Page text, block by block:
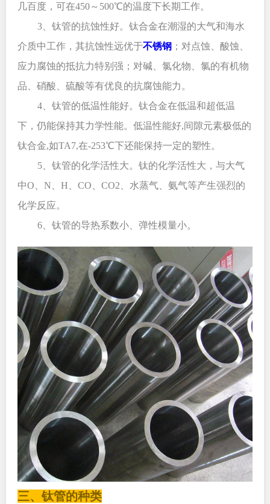
几百度，可在450～500℃的温度下长期工作。
3 、钛管的抗蚀性好。钛合金在潮湿的大气和海水
介质中工作，其抗蚀性远优于不锈钢 ；对点蚀、酸蚀、
应力腐蚀的抵抗力特别强；对碱、氯化物、氯的有机物
品、硝酸、硫酸等有优良的抗腐蚀能力。
4 、钛管的低温性能好。钛合金在低温和超低温
下，仍能保持其力学性能。低温性能好,间隙元素极低的
钛合金,如TA7,在-253℃下还能保持一定的塑性。
5 、钛管的化学活性大。钛的化学活性大，与大气
中O、N、H、CO、CO2、水蒸气、氨气等产生强烈的
化学反应。
6 、钛管的导热系数小、弹性模量小。
三、钛管的种类